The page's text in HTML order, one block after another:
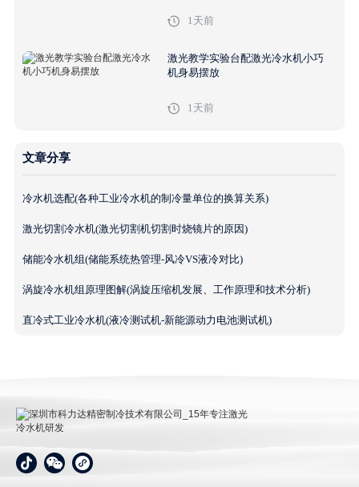
1天前
激光教学实验台配激光冷水机小巧
机身易摆放
1天前
文章分享
冷水机选配(各种工业冷水机的制冷量单位的换算关系)
激光切割冷水机(激光切割机切割时烧镜片的原因)
储能冷水机组(储能系统热管理-风冷VS液冷对比)
涡旋冷水机组原理图解(涡旋压缩机发展、工作原理和技术分析)
直冷式工业冷水机(液冷测试机-新能源动力电池测试机)
深圳市科力达精密制冷技术有限公司_15年专注激光冷
水机研发